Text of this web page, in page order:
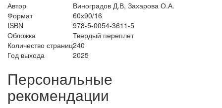
Автор
Виноградов Д.В, Захарова О.А.
Формат
60х90/16
ISBN
978-5-0054-3611-5
Обложка
Твердый переплет
Количество страниц240
Год выхода
2025
Персональные
рекомендации